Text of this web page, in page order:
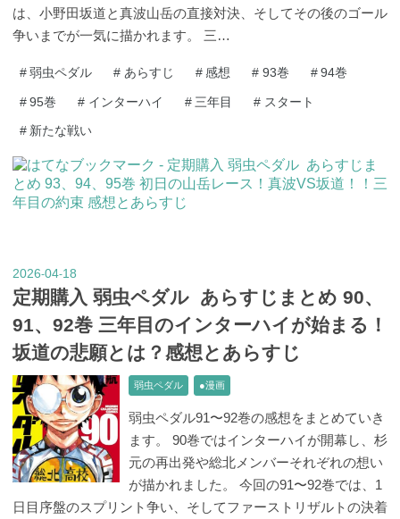
は、小野田坂道と真波山岳の直接対決、そしてその後のゴール
争いまでが一気に描かれます。 三…
# 弱虫ペダル # あらすじ # 感想 # 93巻 # 94巻
# 95巻 # インターハイ # 三年目 # スタート
# 新たな戦い
2026-04-18
定期購入 弱虫ペダル あらすじまとめ 90、
91、92巻 三年目のインターハイが始まる！
坂道の悲願とは？感想とあらすじ
弱虫ペダル ●漫画
弱虫ペダル91〜92巻の感想をまとめていき
ます。 90巻ではインターハイが開幕し、杉
元の再出発や総北メンバーそれぞれの想い
が描かれました。 今回の91〜92巻では、1
日目序盤のスプリント争い、そしてファーストリザルトの決着